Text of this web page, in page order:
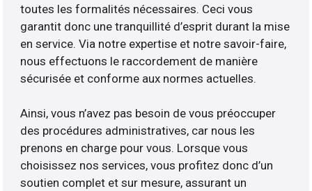
toutes les formalités nécessaires. Ceci vous
garantit donc une tranquillité d’esprit durant la mise
en service. Via notre expertise et notre savoir-faire,
nous effectuons le raccordement de manière
sécurisée et conforme aux normes actuelles.
Ainsi, vous n’avez pas besoin de vous préoccuper
des procédures administratives, car nous les
prenons en charge pour vous. Lorsque vous
choisissez nos services, vous profitez donc d’un
soutien complet et sur mesure, assurant un